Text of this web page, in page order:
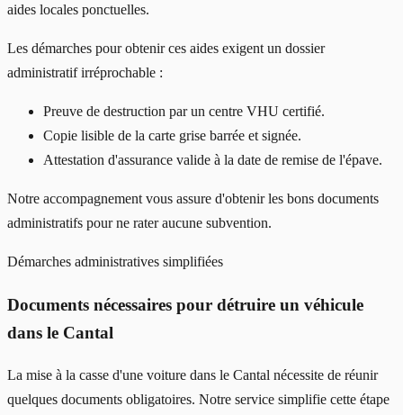
aides locales ponctuelles.
Les démarches pour obtenir ces aides exigent un dossier
administratif irréprochable :
Preuve de destruction par un centre VHU certifié.
Copie lisible de la carte grise barrée et signée.
Attestation d'assurance valide à la date de remise de l'épave.
Notre accompagnement vous assure d'obtenir les bons documents
administratifs pour ne rater aucune subvention.
Démarches administratives simplifiées
Documents nécessaires pour détruire un véhicule
dans le Cantal
La mise à la casse d'une voiture dans le Cantal nécessite de réunir
quelques documents obligatoires. Notre service simplifie cette étape